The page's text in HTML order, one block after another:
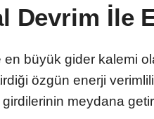
Devrim İle
büyük gider kalemi
özgün enerji
meydana